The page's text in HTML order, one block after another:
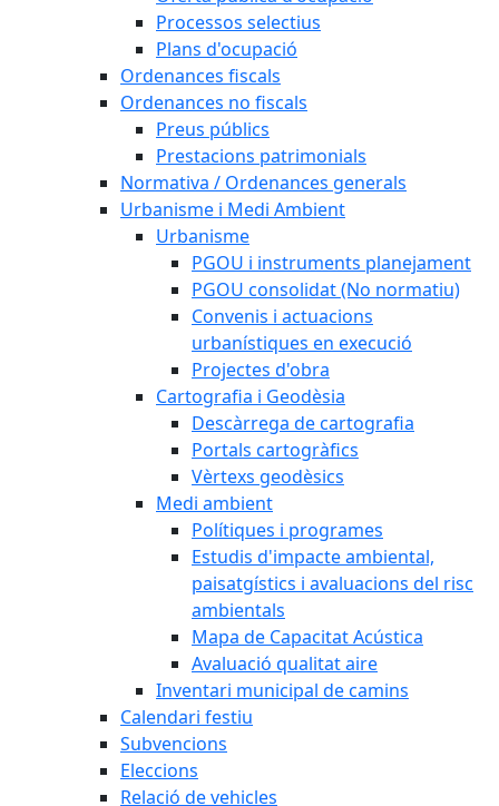
Processos selectius
Plans d'ocupació
Ordenances fiscals
Ordenances no fiscals
Preus públics
Prestacions patrimonials
Normativa / Ordenances generals
Urbanisme i Medi Ambient
Urbanisme
PGOU i instruments planejament
PGOU consolidat (No normatiu)
Convenis i actuacions
urbanístiques en execució
Projectes d'obra
Cartografia i Geodèsia
Descàrrega de cartografia
Portals cartogràfics
Vèrtexs geodèsics
Medi ambient
Polítiques i programes
Estudis d'impacte ambiental,
paisatgístics i avaluacions del risc
ambientals
Mapa de Capacitat Acústica
Avaluació qualitat aire
Inventari municipal de camins
Calendari festiu
Subvencions
Eleccions
Relació de vehicles